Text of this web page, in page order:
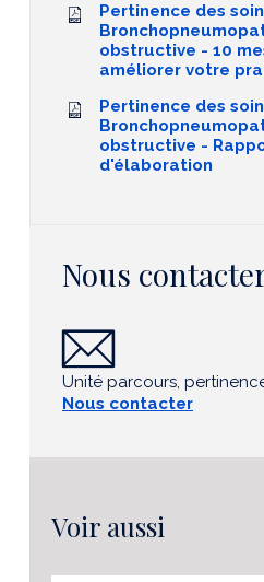
Pertinence des
obstructive - 10
améliorer votre
Pertinence des
obstructive -
d'élaboration
Nous
Unité parcours,
Nous contacter
Voir aussi